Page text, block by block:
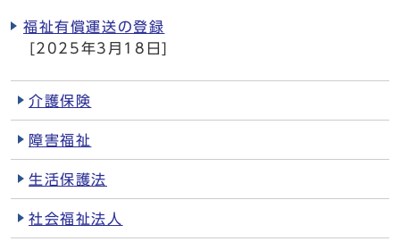
福祉有償運送の登録
[2025年3月18日]
介護保険
障害福祉
生活保護法
社会福祉法人